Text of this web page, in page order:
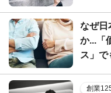
なぜ日
か...「
ス」で
創業